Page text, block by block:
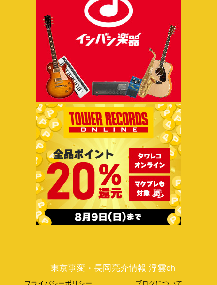
東京事変・長岡亮介情報 浮雲ch
プライバシーポリシー ブログについて